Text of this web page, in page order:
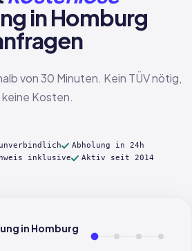
in Homburg
von 30 Minuten. Kein TÜV nötig,
keine Kosten.
Abholung in 24h
inklusive
Aktiv seit 2014
in Homburg